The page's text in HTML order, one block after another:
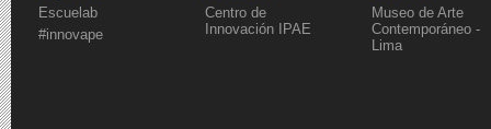
Escuelab
#innovape
Centro de
Innovación IPAE
Museo de Arte
Contemporáneo -
Lima